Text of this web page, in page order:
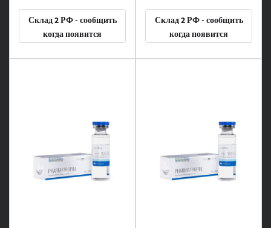
Склад 2 РФ - сообщить
когда появится
Склад 2 РФ - сообщить
когда появится